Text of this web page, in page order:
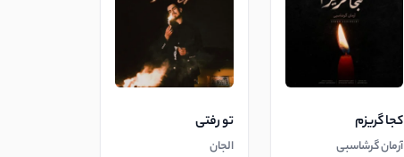
کجا گریزم
آرمان گرشاسبی
تو رفتی
الجان